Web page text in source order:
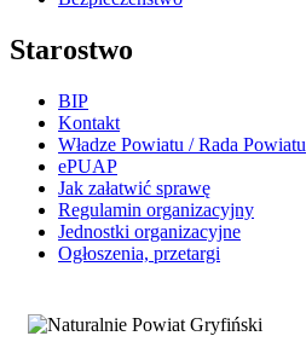
Starostwo
BIP
Kontakt
Władze Powiatu / Rada Powiatu
ePUAP
Jak załatwić sprawę
Regulamin organizacyjny
Jednostki organizacyjne
Ogłoszenia, przetargi